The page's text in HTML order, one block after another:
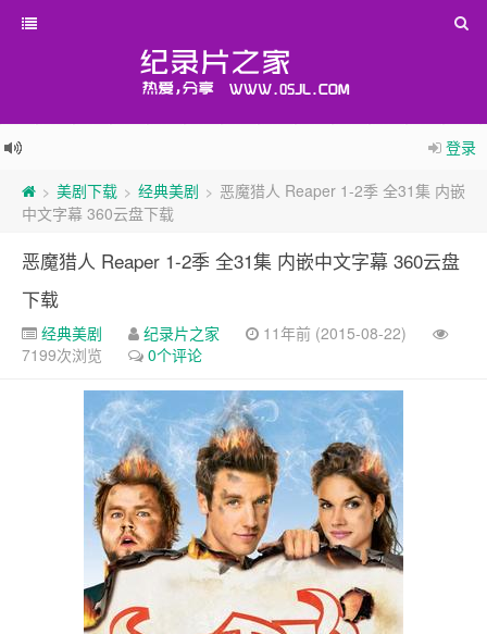
登录
> 美剧下载 > 经典美剧 > 恶魔猎人 Reaper 1-2季 全31集 内嵌
中文字幕 360云盘下载
恶魔猎人 Reaper 1-2季 全31集 内嵌中文字幕 360云盘
下载
经典美剧 纪录片之家
11年前 (2015-08-22)
7199次浏览
0个评论